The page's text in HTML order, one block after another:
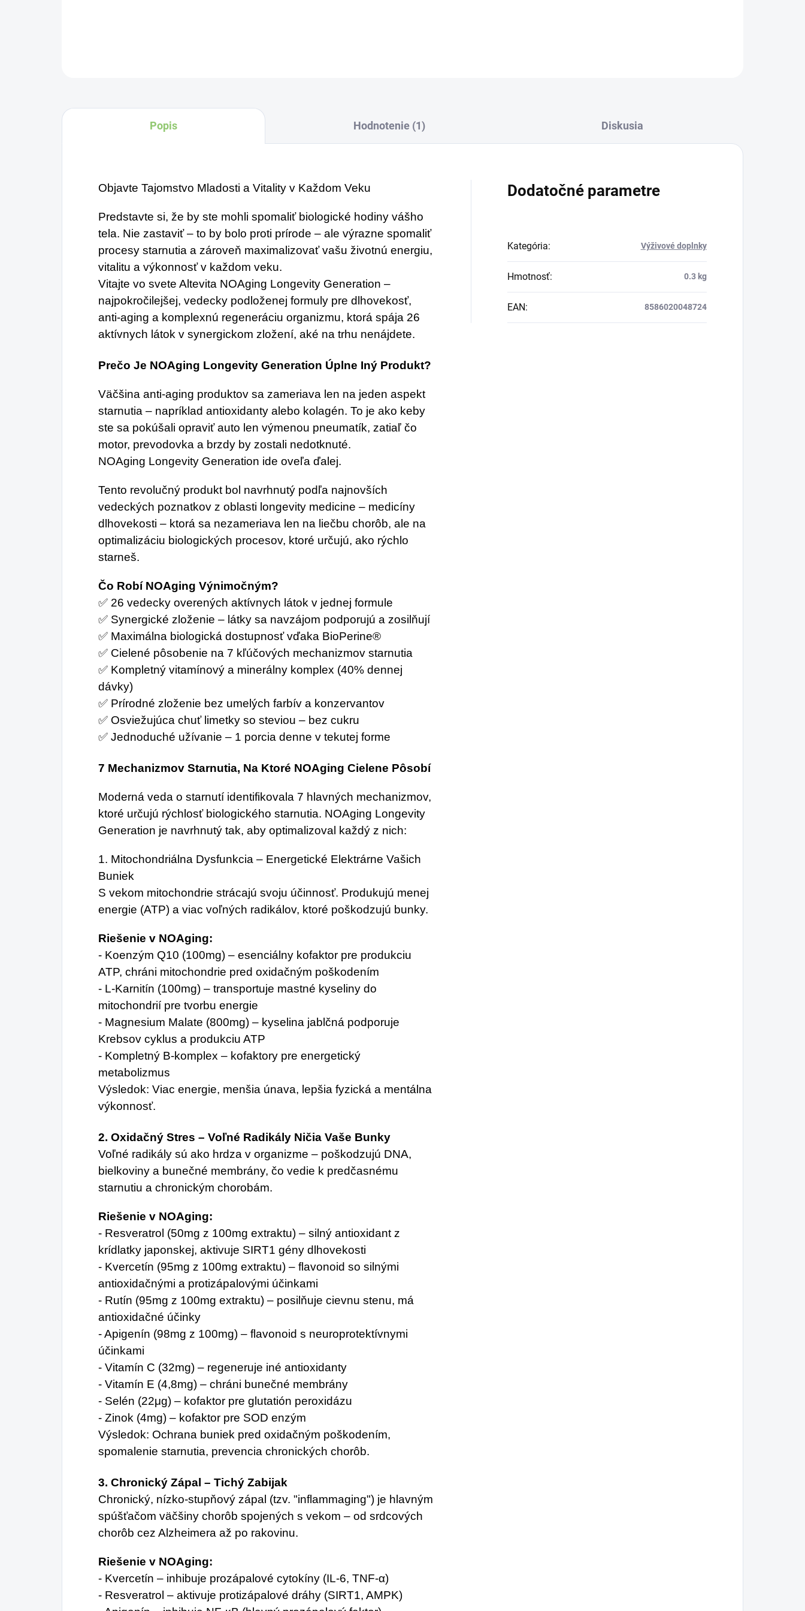
Popis Hodnotenie (1) Diskusia
Objavte Tajomstvo Mladosti a Vitality v Každom Veku
Predstavte si, že by ste mohli spomaliť biologické hodiny vášho
tela. Nie zastaviť – to by bolo proti prírode – ale výrazne spomaliť
procesy starnutia a zároveň maximalizovať vašu životnú energiu,
vitalitu a výkonnosť v každom veku.
Vitajte vo svete Altevita NOAging Longevity Generation –
najpokročilejšej, vedecky podloženej formuly pre dlhovekosť,
anti-aging a komplexnú regeneráciu organizmu, ktorá spája 26
aktívnych látok v synergickom zložení, aké na trhu nenájdete.
Prečo Je NOAging Longevity Generation Úplne Iný Produkt?
Väčšina anti-aging produktov sa zameriava len na jeden aspekt
starnutia – napríklad antioxidanty alebo kolagén. To je ako keby
ste sa pokúšali opraviť auto len výmenou pneumatík, zatiaľ čo
motor, prevodovka a brzdy by zostali nedotknuté.
NOAging Longevity Generation ide oveľa ďalej.
Tento revolučný produkt bol navrhnutý podľa najnovších
vedeckých poznatkov z oblasti longevity medicine – medicíny
dlhovekosti – ktorá sa nezameriava len na liečbu chorôb, ale na
optimalizáciu biologických procesov, ktoré určujú, ako rýchlo
starneš.
Čo Robí NOAging Výnimočným?
✅ 26 vedecky overených aktívnych látok v jednej formule
✅ Synergické zloženie – látky sa navzájom podporujú a zosilňují
✅ Maximálna biologická dostupnosť vďaka BioPerine®
✅ Cielené pôsobenie na 7 kľúčových mechanizmov starnutia
✅ Kompletný vitamínový a minerálny komplex (40% dennej
dávky)
✅ Prírodné zloženie bez umelých farbív a konzervantov
✅ Osviežujúca chuť limetky so steviou – bez cukru
✅ Jednoduché užívanie – 1 porcia denne v tekutej forme
7 Mechanizmov Starnutia, Na Ktoré NOAging Cielene Pôsobí
Moderná veda o starnutí identifikovala 7 hlavných mechanizmov,
ktoré určujú rýchlosť biologického starnutia. NOAging Longevity
Generation je navrhnutý tak, aby optimalizoval každý z nich:
1. Mitochondriálna Dysfunkcia – Energetické Elektrárne Vašich
Buniek
S vekom mitochondrie strácajú svoju účinnosť. Produkujú menej
energie (ATP) a viac voľných radikálov, ktoré poškodzujú bunky.
Riešenie v NOAging:
- Koenzým Q10 (100mg) – esenciálny kofaktor pre produkciu
ATP, chráni mitochondrie pred oxidačným poškodením
- L-Karnitín (100mg) – transportuje mastné kyseliny do
mitochondrií pre tvorbu energie
- Magnesium Malate (800mg) – kyselina jablčná podporuje
Krebsov cyklus a produkciu ATP
- Kompletný B-komplex – kofaktory pre energetický
metabolizmus
Výsledok: Viac energie, menšia únava, lepšia fyzická a mentálna
výkonnosť.
2. Oxidačný Stres – Voľné Radikály Ničia Vaše Bunky
Voľné radikály sú ako hrdza v organizme – poškodzujú DNA,
bielkoviny a bunečné membrány, čo vedie k predčasnému
starnutiu a chronickým chorobám.
Riešenie v NOAging:
- Resveratrol (50mg z 100mg extraktu) – silný antioxidant z
krídlatky japonskej, aktivuje SIRT1 gény dlhovekosti
- Kvercetín (95mg z 100mg extraktu) – flavonoid so silnými
antioxidačnými a protizápalovými účinkami
- Rutín (95mg z 100mg extraktu) – posilňuje cievnu stenu, má
antioxidačné účinky
- Apigenín (98mg z 100mg) – flavonoid s neuroprotektívnymi
účinkami
- Vitamín C (32mg) – regeneruje iné antioxidanty
- Vitamín E (4,8mg) – chráni bunečné membrány
- Selén (22μg) – kofaktor pre glutatión peroxidázu
- Zinok (4mg) – kofaktor pre SOD enzým
Výsledok: Ochrana buniek pred oxidačným poškodením,
spomalenie starnutia, prevencia chronických chorôb.
3. Chronický Zápal – Tichý Zabijak
Chronický, nízko-stupňový zápal (tzv. "inflammaging") je hlavným
spúšťačom väčšiny chorôb spojených s vekom – od srdcových
chorôb cez Alzheimera až po rakovinu.
Riešenie v NOAging:
- Kvercetín – inhibuje prozápalové cytokíny (IL-6, TNF-α)
- Resveratrol – aktivuje protizápalové dráhy (SIRT1, AMPK)
Dodatočné parametre
Kategória: Výživové doplnky
Hmotnosť: 0.3 kg
EAN: 8586020048724